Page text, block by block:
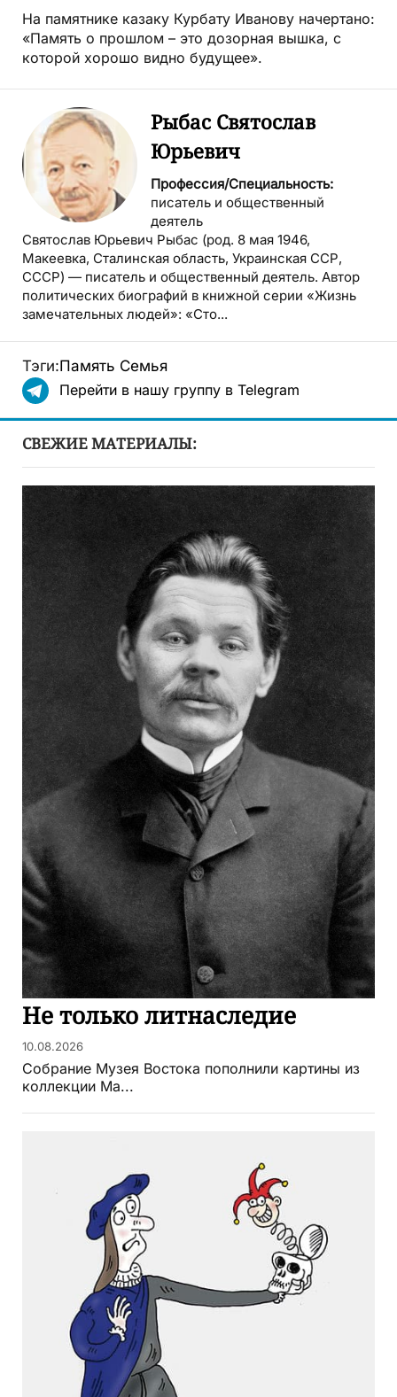
На памятнике казаку Курбату Иванову начертано:
«Память о прошлом – это дозорная вышка, с
которой хорошо видно будущее».
Рыбас Святослав
Юрьевич
Профессия/Специальность:
писатель и общественный
деятель
Святослав Юрьевич Рыбас (род. 8 мая 1946,
Макеевка, Сталинская область, Украинская ССР,
СССР) — писатель и общественный деятель. Автор
политических биографий в книжной серии «Жизнь
замечательных людей»: «Сто...
Тэги:Память Семья
Перейти в нашу группу в Telegram
СВЕЖИЕ МАТЕРИАЛЫ:
Не только литнаследие
10.08.2026
Собрание Музея Востока пополнили картины из
коллекции Ма...